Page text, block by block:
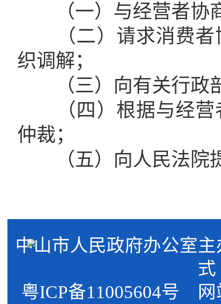
（一）与经营者协
（二）请求消费者
织调解；
（三）向有关行政
（四）根据与经营
仲裁；
（五）向人民法院
中山市人民政府办公
式
粤ICP备11005604号 网